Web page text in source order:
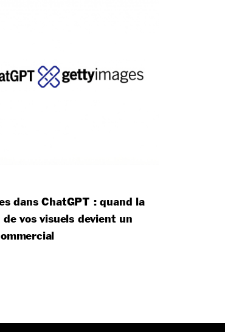
dans ChatGPT : quand la
de vos visuels devient un